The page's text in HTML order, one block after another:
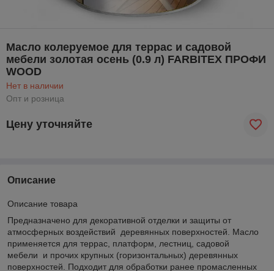
Масло колеруемое для террас и садовой
мебели золотая осень (0.9 л) FARBITEX ПРОФИ
WOOD
Нет в наличии
Опт и розница
Цену уточняйте
Описание
Описание товара
Предназначено для декоративной отделки и защиты от
атмосферных воздействий деревянных поверхностей. Масло
применяется для террас, платформ, лестниц, садовой
мебели и прочих крупных (горизонтальных) деревянных
поверхностей. Подходит для обработки ранее промасленных